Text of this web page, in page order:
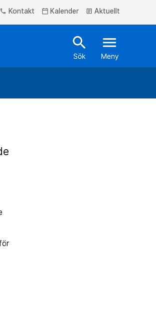
phone Kontakt calendar_today Kalender article Aktuellt
search
Sök
menu
Meny